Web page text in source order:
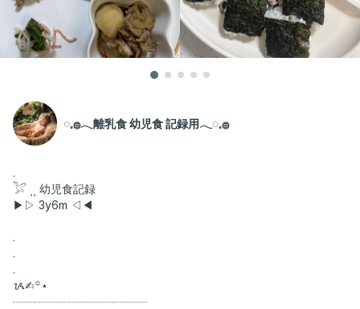
◌𓈒𓐍𓂃離乳食 幼児食 記録用𓂃◌𓈒𓐍
.
𓅯 ⸒⸒ 幼児食記録
▶︎▷ 3y6m ◁◀︎
.
.
.
ᝰ✍︎꙳⋆
┈┈┈┈┈┈┈┈┈┈┈┈